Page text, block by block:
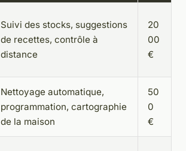
Suivi des stocks, suggestions
de recettes, contrôle à
distance
20
00
€
Nettoyage automatique,
programmation, cartographie
de la maison
50
0
€